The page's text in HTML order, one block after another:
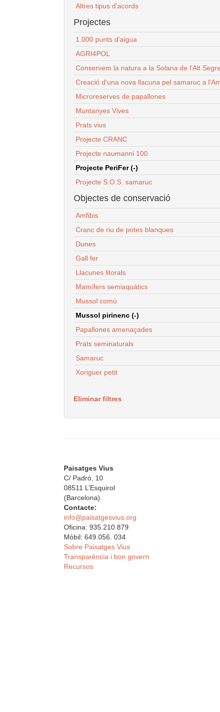
Altres tipus d'acords
Projectes
1.000 punts d'aigua
AGRI4POL
Conservem la natura a la Solana de l'Alt
Creació d'una nova llacuna pel samaruc a
Microreserves de papallones
Muntanyes Vives
Prats vius
Projecte CRANC
Projecte naumanni 100
Projecte PeriFer (-)
Projecte S.O.S. samaruc
Objectes de conservació
Amfibis
Cranc de riu de potes blanques
Dunes
Gall fer
Llacunes litorals
Mamífers semiaquàtics
Mussol comú
Mussol pirinenc (-)
Papallones amenaçades
Prats seminaturals
Samaruc
Xoriguer petit
Eliminar filtres
Paisatges Vius
C/ Padró, 10
08511 L’Esquirol
(Barcelona)
Contacte:
info@paisatgesvius.org
Oficina: 935.210.879
Mòbil: 649.056. 034
Sobre Paisatges Vius
Transparència i bon govern
Recursos